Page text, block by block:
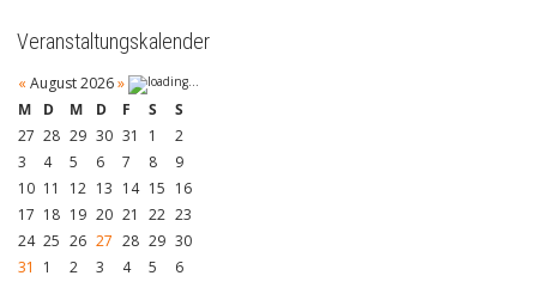
Veranstaltungskalender
« August 2026»
M
D M D F S
S
27 28 29 30 31 1
2
3
4 5 6 7 8
9
10 11 12 13 14 15 16
17 18 19 20 21 22 23
24 25 26 27 28 29 30
31
1 2 3 4 5 6